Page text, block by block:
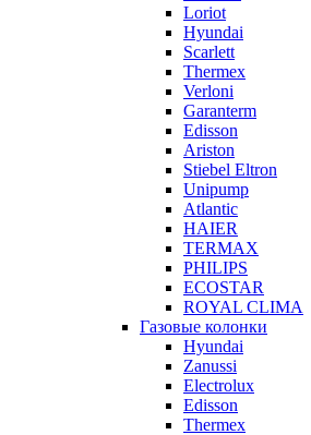
Loriot
Hyundai
Scarlett
Thermex
Verloni
Garanterm
Edisson
Ariston
Stiebel Eltron
Unipump
Atlantic
HAIER
TERMAX
PHILIPS
ECOSTAR
ROYAL CLIMA
Газовые колонки
Hyundai
Zanussi
Electrolux
Edisson
Thermex